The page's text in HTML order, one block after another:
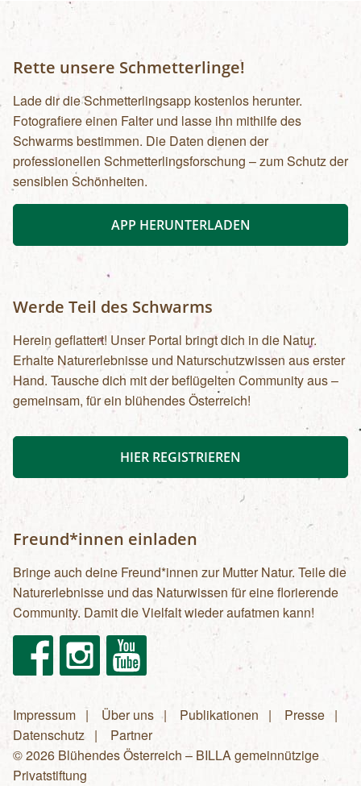
Detailinformation September 2025
Rette unsere Schmetterlinge!
Lade dir die Schmetterlingsapp kostenlos herunter.
Fotografiere einen Falter und lasse ihn mithilfe des
Schwarms bestimmen. Die Daten dienen der
professionellen Schmetterlingsforschung – zum Schutz der
sensiblen Schönheiten.
APP HERUNTERLADEN
Werde Teil des Schwarms
Herein geflattert! Unser Portal bringt dich in die Natur.
Erhalte Naturerlebnisse und Naturschutzwissen aus erster
Hand. Tausche dich mit der beflügelten Community aus –
gemeinsam, für ein blühendes Österreich!
HIER REGISTRIEREN
Freund*innen einladen
Bringe auch deine Freund*innen zur Mutter Natur. Teile die
Naturerlebnisse und das Naturwissen für eine florierende
Community. Damit die Vielfalt wieder aufatmen kann!
FacebookInstagram Youtube
Fußzeilenmenü
Impressum Über uns Publikationen
Presse
Datenschutz
Partner
© 2026 Blühendes Österreich – BILLA gemeinnützige
Privatstiftung